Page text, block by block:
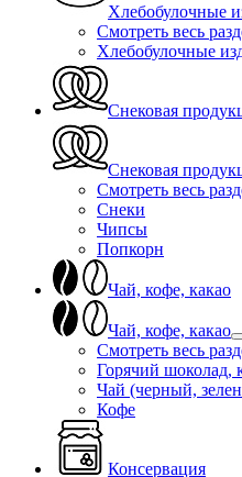
Хлебобулочные
Смотреть весь
Хлебобулочные
Снековая
Снековая
Смотреть весь
Снеки
Чипсы
Попкорн
Чай, кофе, какао
Чай, кофе, какао
Смотреть весь
Горячий шоколад,
Чай (черный,
Кофе
Консервация